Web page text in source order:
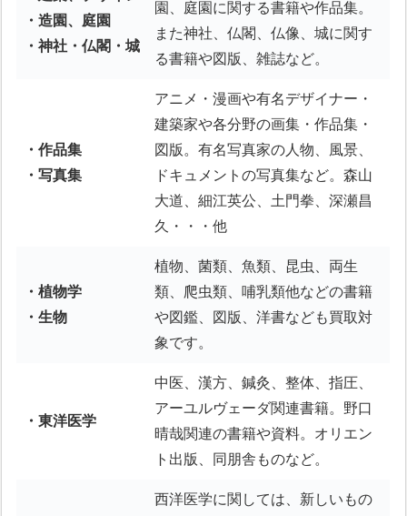
・造園、庭園
・神社・仏閣・城
園、庭園に関する書籍や作品集。
また神社、仏閣、仏像、城に関す
る書籍や図版、雑誌など。
・作品集
・写真集
アニメ・漫画や有名デザイナー・
建築家や各分野の画集・作品集・
図版。有名写真家の人物、風景、
ドキュメントの写真集など。森山
大道、細江英公、土門拳、深瀬昌
久・・・他
・植物学
・生物
植物、菌類、魚類、昆虫、両生
類、爬虫類、哺乳類他などの書籍
や図鑑、図版、洋書なども買取対
象です。
・東洋医学
中医、漢方、鍼灸、整体、指圧、
アーユルヴェーダ関連書籍。野口
晴哉関連の書籍や資料。オリエン
ト出版、同朋舎ものなど。
西洋医学に関しては、新しいもの